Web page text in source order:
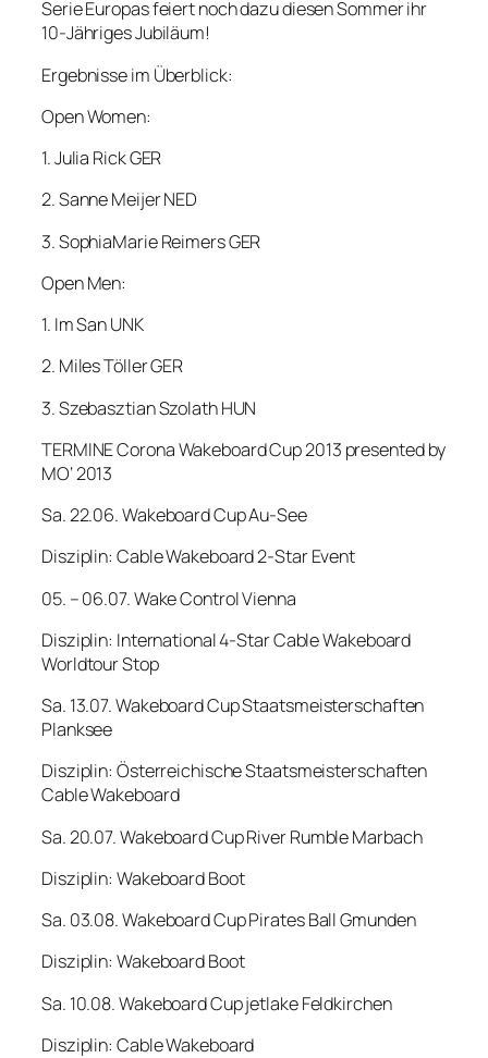
Serie Europas feiert noch dazu diesen Sommer ihr
10-Jähriges Jubiläum!
Ergebnisse im Überblick:
Open Women:
1. Julia Rick GER
2. Sanne Meijer NED
3. SophiaMarie Reimers GER
Open Men:
1. Im San UNK
2. Miles Töller GER
3. Szebasztian Szolath HUN
TERMINE Corona Wakeboard Cup 2013 presented by
MO‘ 2013
Sa. 22.06. Wakeboard Cup Au-See
Disziplin: Cable Wakeboard 2-Star Event
05. – 06.07. Wake Control Vienna
Disziplin: International 4-Star Cable Wakeboard
Worldtour Stop
Sa. 13.07. Wakeboard Cup Staatsmeisterschaften
Planksee
Disziplin: Österreichische Staatsmeisterschaften
Cable Wakeboard
Sa. 20.07. Wakeboard Cup River Rumble Marbach
Disziplin: Wakeboard Boot
Sa. 03.08. Wakeboard Cup Pirates Ball Gmunden
Disziplin: Wakeboard Boot
Sa. 10.08. Wakeboard Cup jetlake Feldkirchen
Disziplin: Cable Wakeboard